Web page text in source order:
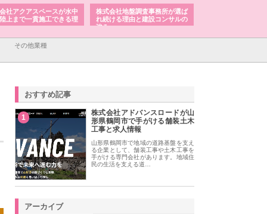
社アクアスペースが水中
上まで一貫施工できる理
株式会社地盤調査事務所が選ば
れ続ける理由と建設コンサルの
強み
その他業種
おすすめ記事
1
株式会社アドバンスロードが山
形県鶴岡市で手がける舗装土木
工事と求人情報
山形県鶴岡市で地域の道路基盤を支え
る企業として、舗装工事や土木工事を
手がける専門会社があります。地域住
民の生活を支える道…
アーカイブ